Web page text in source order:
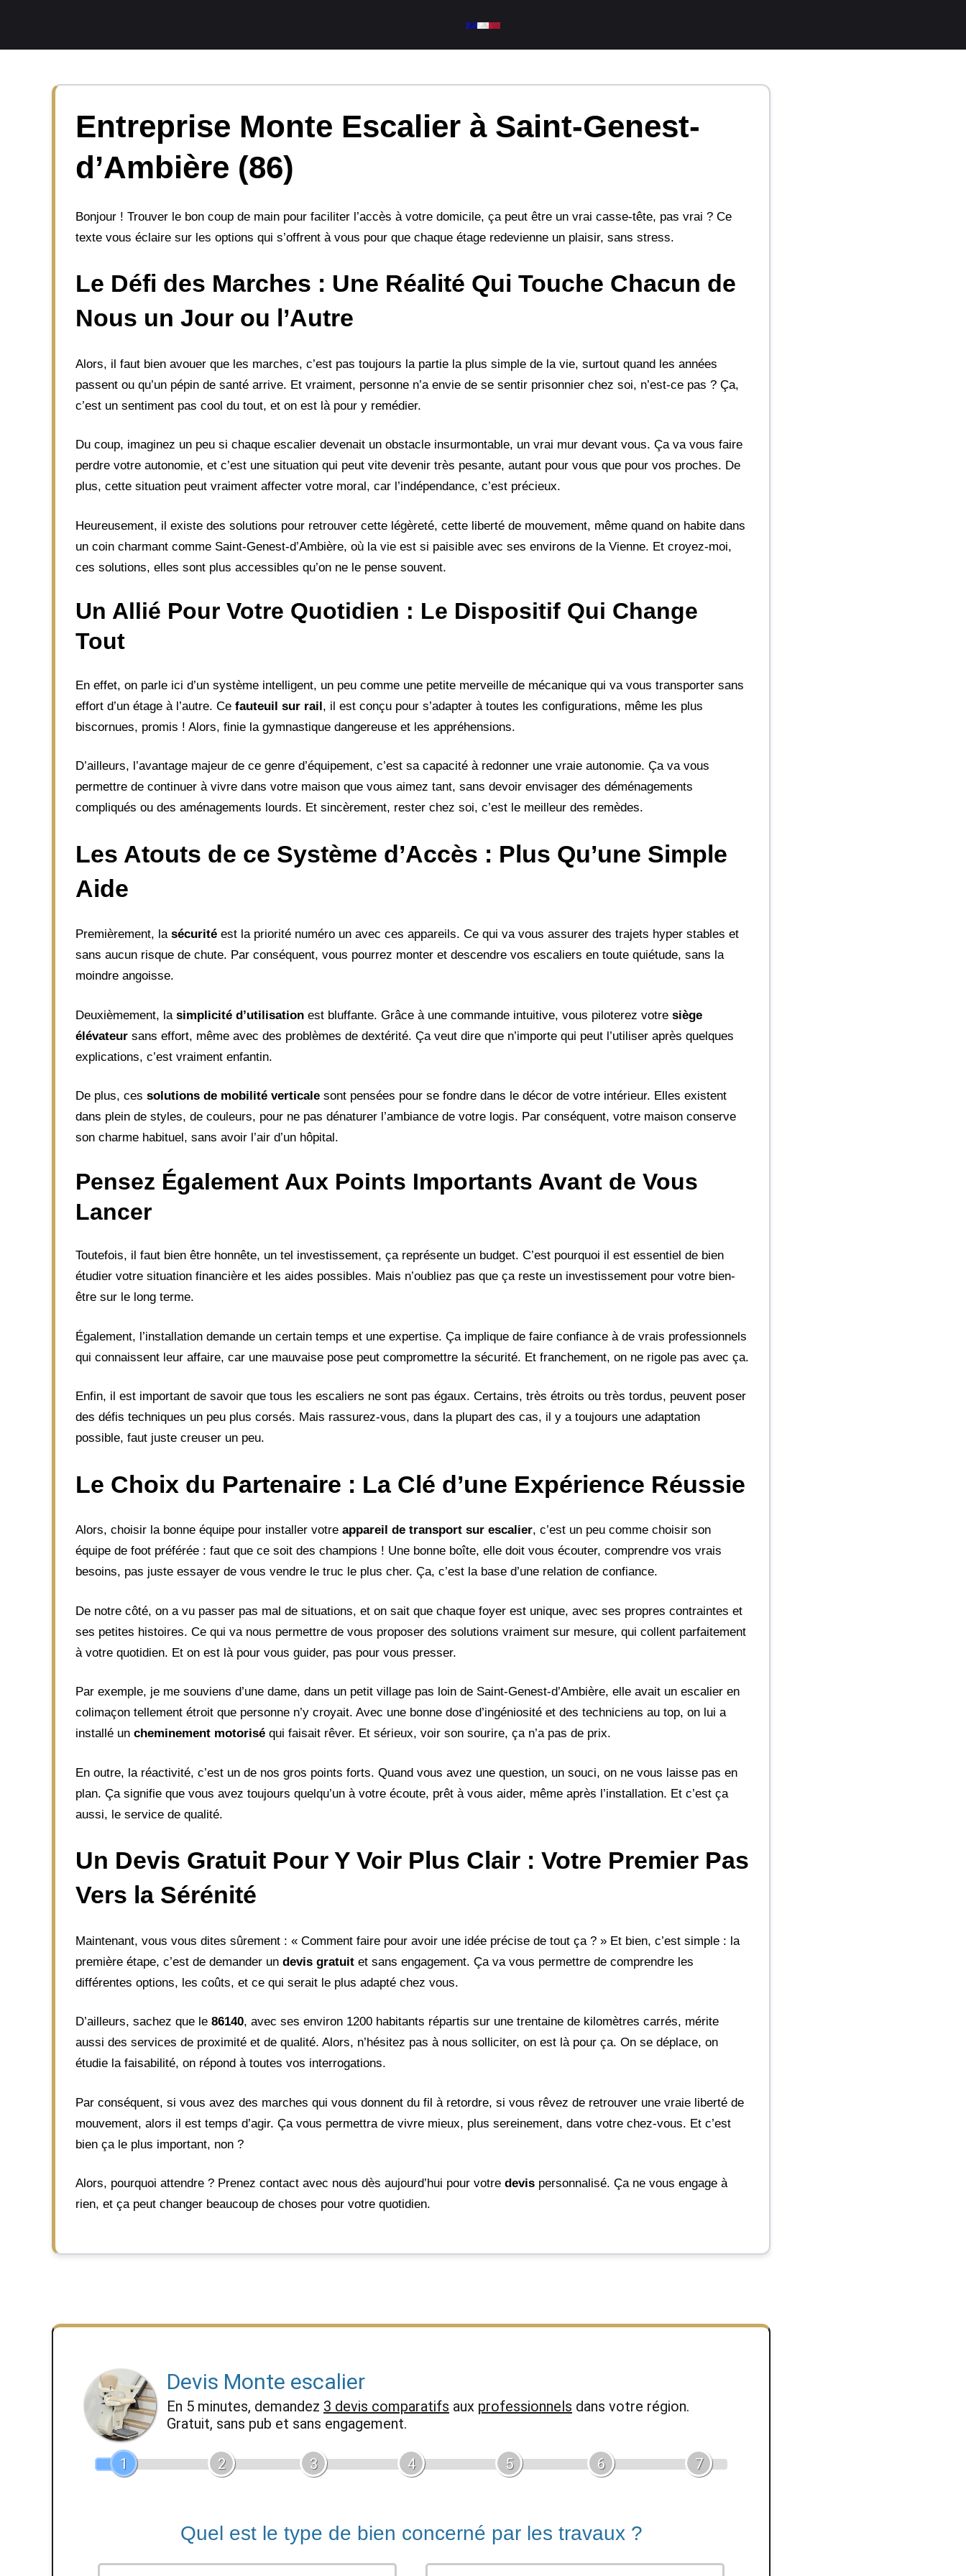
contenu
Entreprise Monte Escalier à Saint-Genest-
d’Ambière (86)
Bonjour ! Trouver le bon coup de main pour faciliter l’accès à votre domicile, ça peut être un vrai casse-tête, pas vrai ? Ce
texte vous éclaire sur les options qui s’offrent à vous pour que chaque étage redevienne un plaisir, sans stress.
Le Défi des Marches : Une Réalité Qui Touche Chacun de
Nous un Jour ou l’Autre
Alors, il faut bien avouer que les marches, c’est pas toujours la partie la plus simple de la vie, surtout quand les années
passent ou qu’un pépin de santé arrive. Et vraiment, personne n’a envie de se sentir prisonnier chez soi, n’est-ce pas ? Ça,
c’est un sentiment pas cool du tout, et on est là pour y remédier.
Du coup, imaginez un peu si chaque escalier devenait un obstacle insurmontable, un vrai mur devant vous. Ça va vous faire
perdre votre autonomie, et c’est une situation qui peut vite devenir très pesante, autant pour vous que pour vos proches. De
plus, cette situation peut vraiment affecter votre moral, car l’indépendance, c’est précieux.
Heureusement, il existe des solutions pour retrouver cette légèreté, cette liberté de mouvement, même quand on habite dans
un coin charmant comme Saint-Genest-d’Ambière, où la vie est si paisible avec ses environs de la Vienne. Et croyez-moi,
ces solutions, elles sont plus accessibles qu’on ne le pense souvent.
Un Allié Pour Votre Quotidien : Le Dispositif Qui Change
Tout
En effet, on parle ici d’un système intelligent, un peu comme une petite merveille de mécanique qui va vous transporter sans
effort d’un étage à l’autre. Ce fauteuil sur rail, il est conçu pour s’adapter à toutes les configurations, même les plus
biscornues, promis ! Alors, finie la gymnastique dangereuse et les appréhensions.
D’ailleurs, l’avantage majeur de ce genre d’équipement, c’est sa capacité à redonner une vraie autonomie. Ça va vous
permettre de continuer à vivre dans votre maison que vous aimez tant, sans devoir envisager des déménagements
compliqués ou des aménagements lourds. Et sincèrement, rester chez soi, c’est le meilleur des remèdes.
Les Atouts de ce Système d’Accès : Plus Qu’une Simple
Aide
Premièrement, la sécurité est la priorité numéro un avec ces appareils. Ce qui va vous assurer des trajets hyper stables et
sans aucun risque de chute. Par conséquent, vous pourrez monter et descendre vos escaliers en toute quiétude, sans la
moindre angoisse.
Deuxièmement, la simplicité d’utilisation est bluffante. Grâce à une commande intuitive, vous piloterez votre siège
élévateur sans effort, même avec des problèmes de dextérité. Ça veut dire que n’importe qui peut l’utiliser après quelques
explications, c’est vraiment enfantin.
De plus, ces solutions de mobilité verticale sont pensées pour se fondre dans le décor de votre intérieur. Elles existent
dans plein de styles, de couleurs, pour ne pas dénaturer l’ambiance de votre logis. Par conséquent, votre maison conserve
son charme habituel, sans avoir l’air d’un hôpital.
Pensez Également Aux Points Importants Avant de Vous
Lancer
Toutefois, il faut bien être honnête, un tel investissement, ça représente un budget. C’est pourquoi il est essentiel de bien
étudier votre situation financière et les aides possibles. Mais n’oubliez pas que ça reste un investissement pour votre bien-
être sur le long terme.
Également, l’installation demande un certain temps et une expertise. Ça implique de faire confiance à de vrais professionnels
qui connaissent leur affaire, car une mauvaise pose peut compromettre la sécurité. Et franchement, on ne rigole pas avec ça.
Enfin, il est important de savoir que tous les escaliers ne sont pas égaux. Certains, très étroits ou très tordus, peuvent poser
des défis techniques un peu plus corsés. Mais rassurez-vous, dans la plupart des cas, il y a toujours une adaptation
possible, faut juste creuser un peu.
Le Choix du Partenaire : La Clé d’une Expérience Réussie
Alors, choisir la bonne équipe pour installer votre appareil de transport sur escalier, c’est un peu comme choisir son
équipe de foot préférée : faut que ce soit des champions ! Une bonne boîte, elle doit vous écouter, comprendre vos vrais
besoins, pas juste essayer de vous vendre le truc le plus cher. Ça, c’est la base d’une relation de confiance.
De notre côté, on a vu passer pas mal de situations, et on sait que chaque foyer est unique, avec ses propres contraintes et
ses petites histoires. Ce qui va nous permettre de vous proposer des solutions vraiment sur mesure, qui collent parfaitement
à votre quotidien. Et on est là pour vous guider, pas pour vous presser.
Par exemple, je me souviens d’une dame, dans un petit village pas loin de Saint-Genest-d’Ambière, elle avait un escalier en
colimaçon tellement étroit que personne n’y croyait. Avec une bonne dose d’ingéniosité et des techniciens au top, on lui a
installé un cheminement motorisé qui faisait rêver. Et sérieux, voir son sourire, ça n’a pas de prix.
En outre, la réactivité, c’est un de nos gros points forts. Quand vous avez une question, un souci, on ne vous laisse pas en
plan. Ça signifie que vous avez toujours quelqu’un à votre écoute, prêt à vous aider, même après l’installation. Et c’est ça
aussi, le service de qualité.
Un Devis Gratuit Pour Y Voir Plus Clair : Votre Premier Pas
Vers la Sérénité
Maintenant, vous vous dites sûrement : « Comment faire pour avoir une idée précise de tout ça ? » Et bien, c’est simple : la
première étape, c’est de demander un devis gratuit et sans engagement. Ça va vous permettre de comprendre les
différentes options, les coûts, et ce qui serait le plus adapté chez vous.
D’ailleurs, sachez que le 86140, avec ses environ 1200 habitants répartis sur une trentaine de kilomètres carrés, mérite
aussi des services de proximité et de qualité. Alors, n’hésitez pas à nous solliciter, on est là pour ça. On se déplace, on
étudie la faisabilité, on répond à toutes vos interrogations.
Par conséquent, si vous avez des marches qui vous donnent du fil à retordre, si vous rêvez de retrouver une vraie liberté de
mouvement, alors il est temps d’agir. Ça vous permettra de vivre mieux, plus sereinement, dans votre chez-vous. Et c’est
bien ça le plus important, non ?
Alors, pourquoi attendre ? Prenez contact avec nous dès aujourd’hui pour votre devis personnalisé. Ça ne vous engage à
rien, et ça peut changer beaucoup de choses pour votre quotidien.
Devis Monte escalier
En 5 minutes, demandez 3 devis comparatifs aux professionnels dans votre région.
Gratuit, sans pub et sans engagement.
1 2 3 4 5 6 7
Quel est le type de bien concerné par les travaux ?